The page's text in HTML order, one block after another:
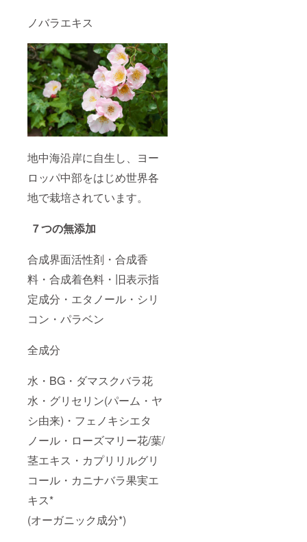
ノバラエキス
地中海沿岸に自生し、ヨー
ロッパ中部をはじめ世界各
地で栽培されています。
７つの無添加
合成界面活性剤・合成香
料・合成着色料・旧表示指
定成分・エタノール・シリ
コン・パラベン
全成分
水・BG・ダマスクバラ花
水・グリセリン(パーム・ヤ
シ由来)・フェノキシエタ
ノール・ローズマリー花/葉/
茎エキス・カプリリルグリ
コール・カニナバラ果実エ
キス*
(オーガニック成分*)